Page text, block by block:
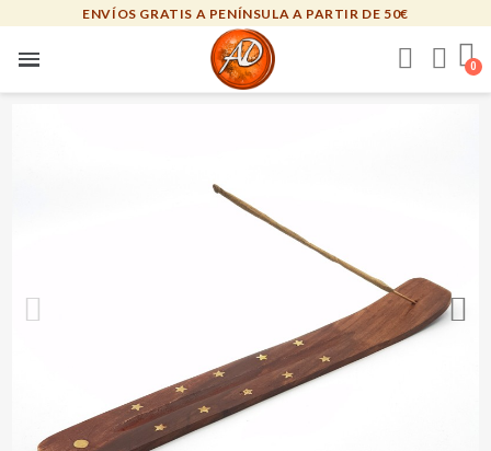
ENVÍOS GRATIS A PENÍNSULA A PARTIR DE 50€